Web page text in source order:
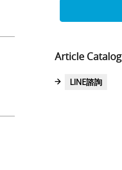
Article Catalog
LINE諮詢